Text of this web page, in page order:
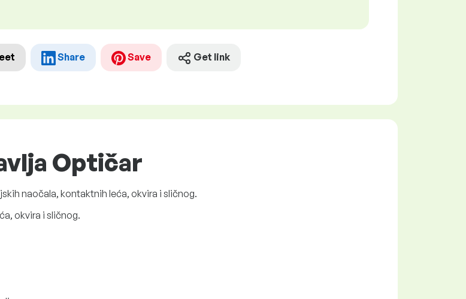
Share Save Get link
Optičar
naočala, kontaktnih leća, okvira i sličnog.
okvira i sličnog.